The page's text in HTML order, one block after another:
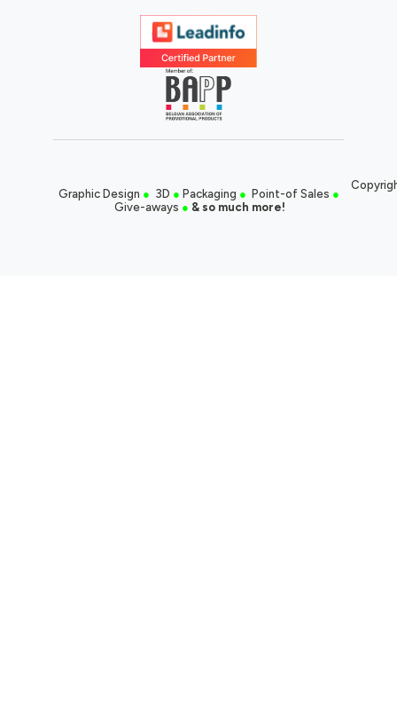
Graphic Design ● 3D ● Packaging ● Point-of Sales ●
Give-aways ● & so much more!